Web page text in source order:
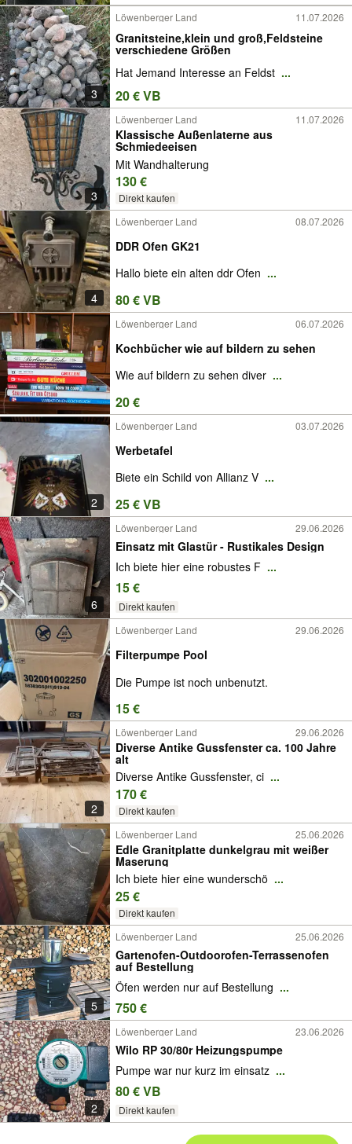
3
Löwenberger Land 11.07.2026
Granitsteine,klein und groß,Feldsteine
verschiedene Größen
Hat Jemand Interesse an Feldst ...
20 € VB
3
Löwenberger Land 11.07.2026
Klassische Außenlaterne aus
Schmiedeeisen
Mit Wandhalterung
130 €
Direkt kaufen
4
Löwenberger Land 08.07.2026
DDR Ofen GK21
Hallo biete ein alten ddr Ofen ...
80 € VB
Löwenberger Land 06.07.2026
Kochbücher wie auf bildern zu sehen
Wie auf bildern zu sehen diver ...
20 €
2
Löwenberger Land 03.07.2026
Werbetafel
Biete ein Schild von Allianz V ...
25 € VB
6
Löwenberger Land 29.06.2026
Einsatz mit Glastür - Rustikales Design
Ich biete hier eine robustes F ...
15 €
Direkt kaufen
Löwenberger Land
29.06.2026
Filterpumpe Pool
Die Pumpe ist noch unbenutzt.
15 €
2
Löwenberger Land 29.06.2026
Diverse Antike Gussfenster ca. 100 Jahre
alt
Diverse Antike Gussfenster, ci ...
170 €
Direkt kaufen
Löwenberger Land
25.06.2026
Edle Granitplatte dunkelgrau mit weißer
Maserung
Ich biete hier eine wunderschö ...
25 €
Direkt kaufen
5
Löwenberger Land 25.06.2026
Gartenofen-Outdoorofen-Terrassenofen
auf Bestellung
Öfen werden nur auf Bestellung ...
750 €
2
Löwenberger Land 23.06.2026
Wilo RP 30/80r Heizungspumpe
Pumpe war nur kurz im einsatz ...
80 € VB
Direkt kaufen